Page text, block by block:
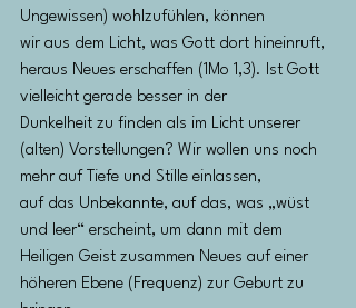
Ungewissen) wohlzufühlen, können
wir aus dem Licht, was Gott dort hineinruft,
heraus Neues erschaffen (1Mo 1,3). Ist Gott
vielleicht gerade besser in der
Dunkelheit zu finden als im Licht unserer
(alten) Vorstellungen? Wir wollen uns noch
mehr auf Tiefe und Stille einlassen,
auf das Unbekannte, auf das, was „wüst
und leer“ erscheint, um dann mit dem
Heiligen Geist zusammen Neues auf einer
höheren Ebene (Frequenz) zur Geburt zu